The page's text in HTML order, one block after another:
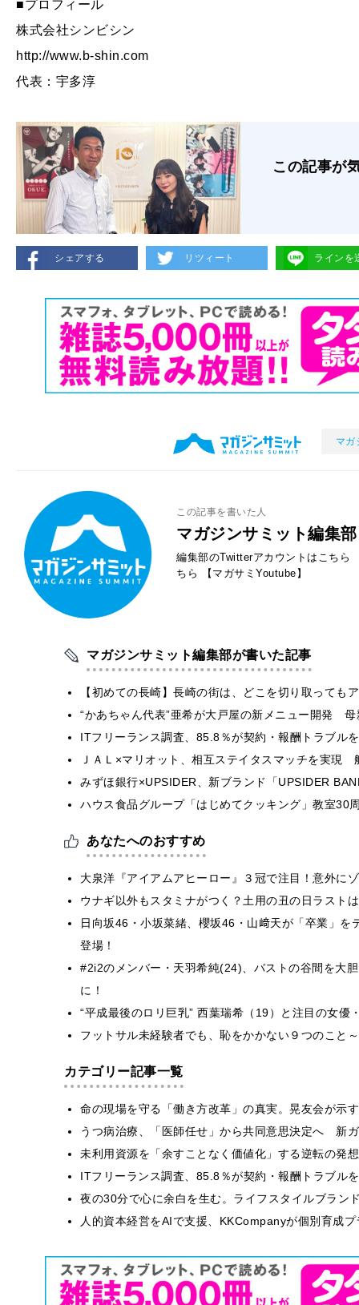
■プロフィール
株式会社シンビシン
http://www.b-shin.com
代表：宇多淳
この記事が
シェアする リツィート ラインを
マガ
この記事を書いた人
マガジンサミット編集部
編集部のTwitterアカウントはこちら
ちら
【マガサミYoutube】
マガジンサミット編集部が書いた記事
【初めての長崎】長崎の街は、どこを切り取って
“かあちゃん代表”亜希が大戸屋の新メニュー開発
ITフリーランス調査、85.8％が契約・報酬トラブ
ＪＡＬ×マリオット、相互ステイタスマッチを実
みずほ銀行×UPSIDER、新ブランド「UPSIDER
ハウス食品グループ「はじめてクッキング」教室
あなたへのおすすめ
大泉洋『アイアムアヒーロー』３冠で注目！意外に
ウナギ以外もスタミナがつく？土用の丑の日ラスト
日向坂46・小坂菜緒、櫻坂46・山﨑天が「卒業」
登場！
#2i2のメンバー・天羽希純(24)、バストの谷間を大
に！
“平成最後のロリ巨乳” 西葉瑞希（19）と注目の女優
フットサル未経験者でも、恥をかかない９つのこと
カテゴリー記事一覧
命の現場を守る「働き方改革」の真実。晃友会が示
うつ病治療、「医師任せ」から共同意思決定へ 新
未利用資源を「余すことなく価値化」する逆転の発
ITフリーランス調査、85.8％が契約・報酬トラブ
夜の30分で心に余白を生む。ライフスタイルブラン
人的資本経営をAIで支援、KKCompanyが個別育成